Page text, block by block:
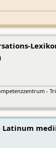
-
Latinum